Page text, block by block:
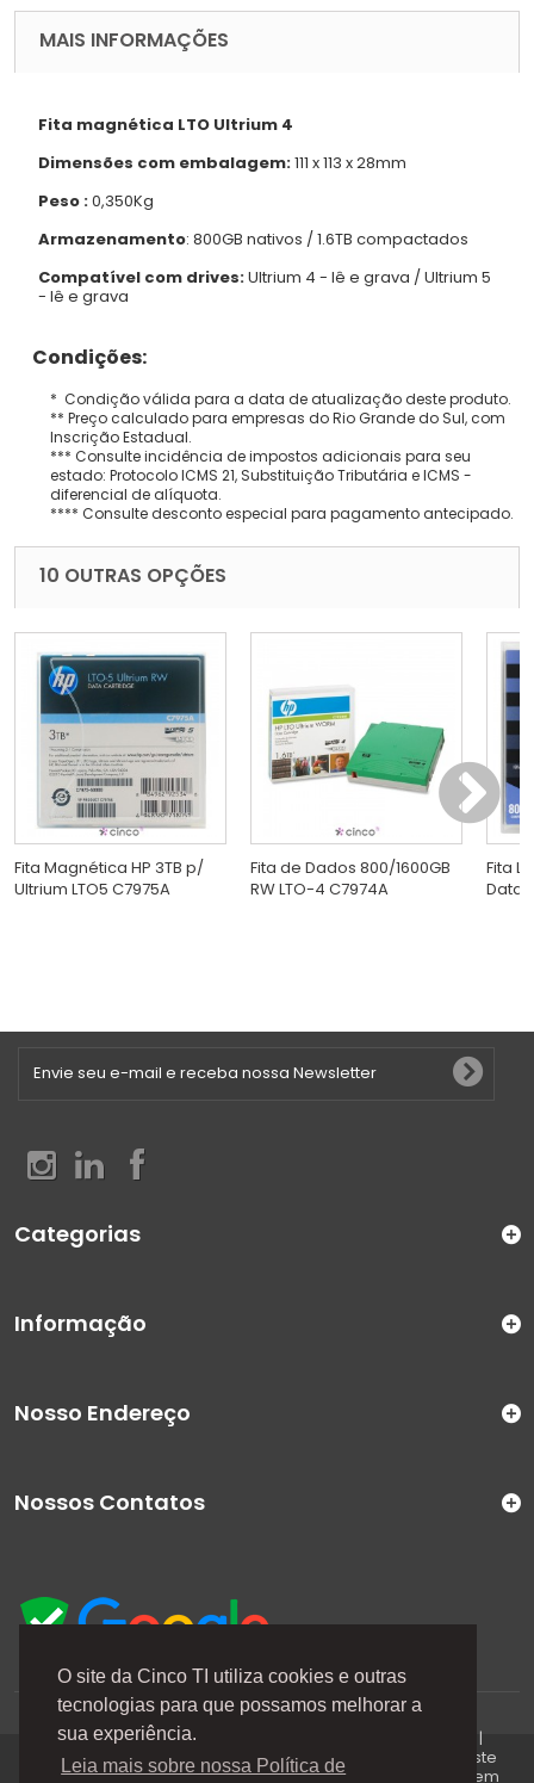
O site da Cinco TI utiliza cookies e outras
tecnologias para que possamos melhorar a
sua experiência.
Leia mais sobre nossa Política de
MAIS INFORMAÇÕES
Fita magnética LTO Ultrium 4
Dimensões com embalagem:111 x 113 x 28mm
Peso :0,350Kg
Armazenamento: 800GB nativos / 1.6TB compactados
Compatível com drives:Ultrium 4 - lê e grava / Ultrium 5
- lê e grava
Condições:
* Condição válida para a data de atualização deste produto.
** Preço calculado para empresas do Rio Grande do Sul, com
Inscrição Estadual.
*** Consulte incidência de impostos adicionais para seu
estado: Protocolo ICMS 21, Substituição Tributária e ICMS -
diferencial de alíquota.
**** Consulte desconto especial para pagamento antecipado.
10 OUTRAS OPÇÕES
Fita Magnética HP 3TB p/
Ultrium LTO5 C7975A
Fita de Dados 800/1600GB
RW LTO-4 C7974A
Fita
Data
Categorias
Informação
A Cinco TI (5TI) é uma marca registrada de CINCO TI
COMERCIO E SERVICOS LTDA | CNPJ: 08.307.867/0001-04 |
Todos os direitos reservados. Os preços anunciados neste
site ou via e-mails promocionais podem ser alterados sem
Nosso Endereço
Nossos Contatos